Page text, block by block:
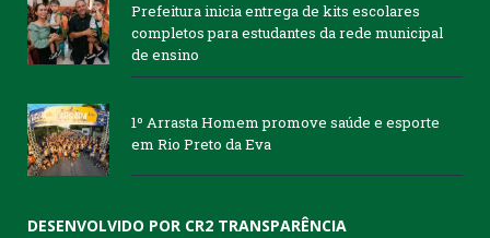
Prefeitura inicia entrega de kits escolares
completos para estudantes da rede municipal
de ensino
1º Arrasta Homem promove saúde e esporte
em Rio Preto da Eva
DESENVOLVIDO POR CR2 TRANSPARÊNCIA